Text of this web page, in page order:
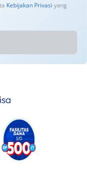
Kebijakan Privasi yang